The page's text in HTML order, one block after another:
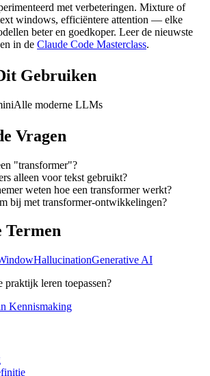
met verbeteringen. Mixture of
windows, efficiëntere attention — elke
beter en goedkoper. Leer de nieuwste
in de Claude Code Masterclass.
Gebruiken
Alle moderne LLMs
Vragen
"transformer"?
alleen voor tekst gebruikt?
weten hoe een transformer werkt?
bij met transformer-ontwikkelingen?
Termen
HallucinationGenerative AI
praktijk leren toepassen?
Kennismaking